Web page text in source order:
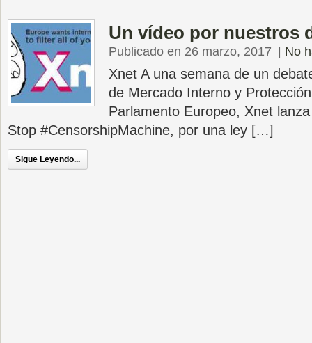
Un vídeo por nuestros
Publicado en 26 marzo, 2017 No
Xnet A una semana de un
de Mercado Interno y
Parlamento Europeo, Xnet
Stop #CensorshipMachine, por una ley […]
Sigue Leyendo...